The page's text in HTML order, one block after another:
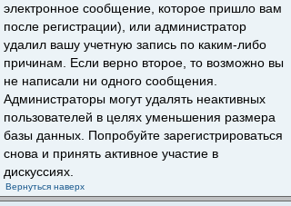
электронное сообщение, которое пришло вам
после регистрации), или администратор
удалил вашу учетную запись по каким-либо
причинам. Если верно второе, то возможно вы
не написали ни одного сообщения.
Администраторы могут удалять неактивных
пользователей в целях уменьшения размера
базы данных. Попробуйте зарегистрироваться
снова и принять активное участие в
дискуссиях.
Вернуться наверх